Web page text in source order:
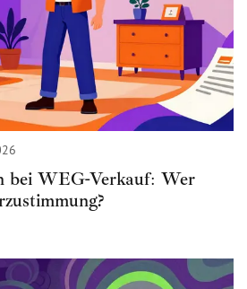
bei WEG-Verkauf: Wer